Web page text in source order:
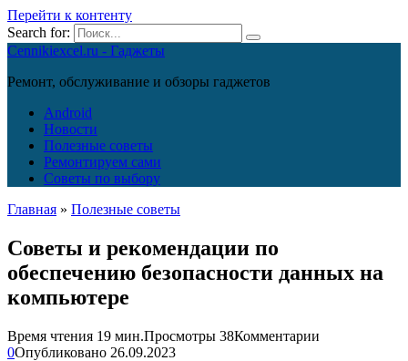
Перейти к контенту
Search for:
Cennikiexcel.ru - Гаджеты
Ремонт, обслуживание и обзоры гаджетов
Android
Новости
Полезные советы
Ремонтируем сами
Советы по выбору
Главная » Полезные советы
Советы и рекомендации по
обеспечению безопасности данных на
компьютере
Время чтения 19 мин.Просмотры 38Комментарии
0Опубликовано 26.09.2023